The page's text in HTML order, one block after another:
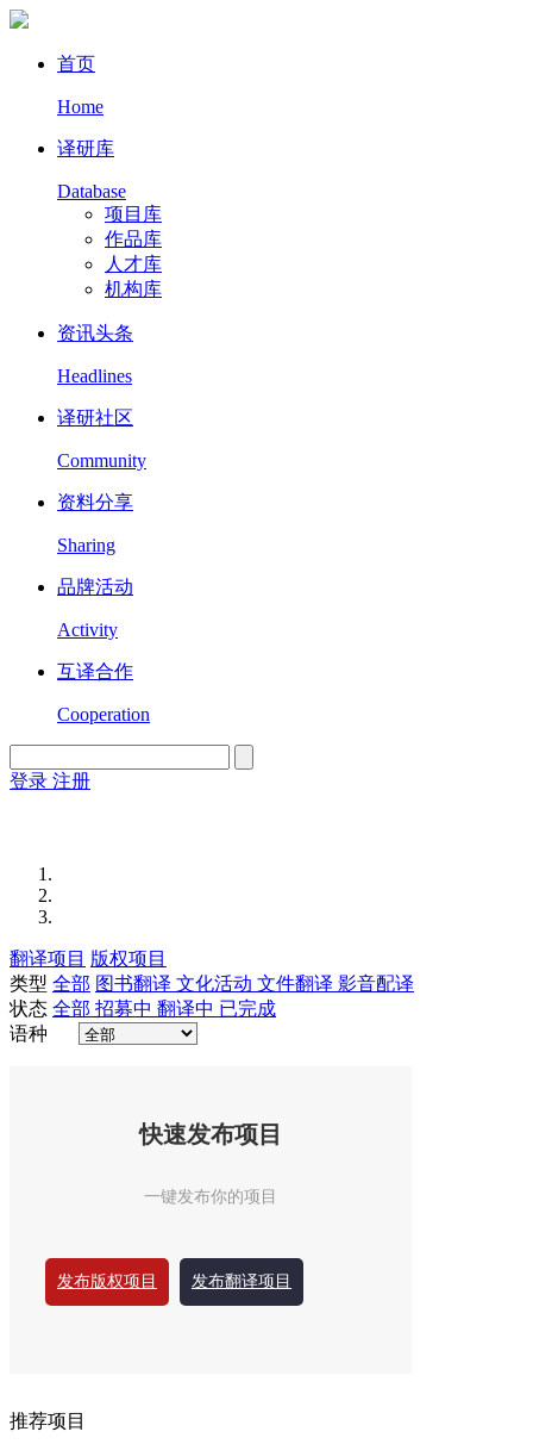
首页
Home
译研库
Database
项目库
作品库
人才库
机构库
资讯头条
Headlines
译研社区
Community
资料分享
Sharing
品牌活动
Activity
互译合作
Cooperation
登录 注册
翻译项目 版权项目
类型 全部 图书翻译 文化活动 文件翻译 影音配译
状态 全部 招募中 翻译中 已完成
语种
快速发布项目
一键发布你的项目
发布版权项目 发布翻译项目
推荐项目